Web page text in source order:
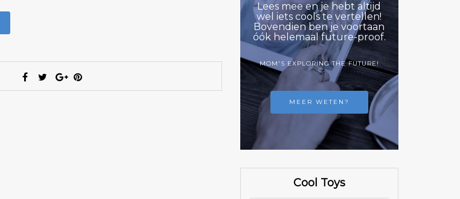
Lees mee en je hebt altijd
wel iets cools te vertellen!
Bovendien ben je voortaan
óók helemaal future-proof.
MOM'S EXPLORING THE FUTURE!
MEER WETEN?
Cool Toys